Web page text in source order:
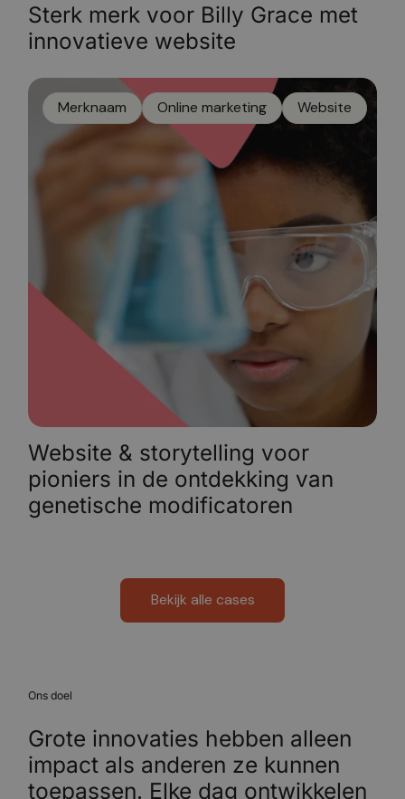
Sterk merk voor Billy Grace met
innovatieve website
Merknaam Online marketing Website
Website & storytelling voor
pioniers in de ontdekking van
genetische modificatoren
Bekijk alle cases
Ons doel
Grote innovaties hebben alleen
impact als anderen ze kunnen
toepassen. Elke dag ontwikkelen